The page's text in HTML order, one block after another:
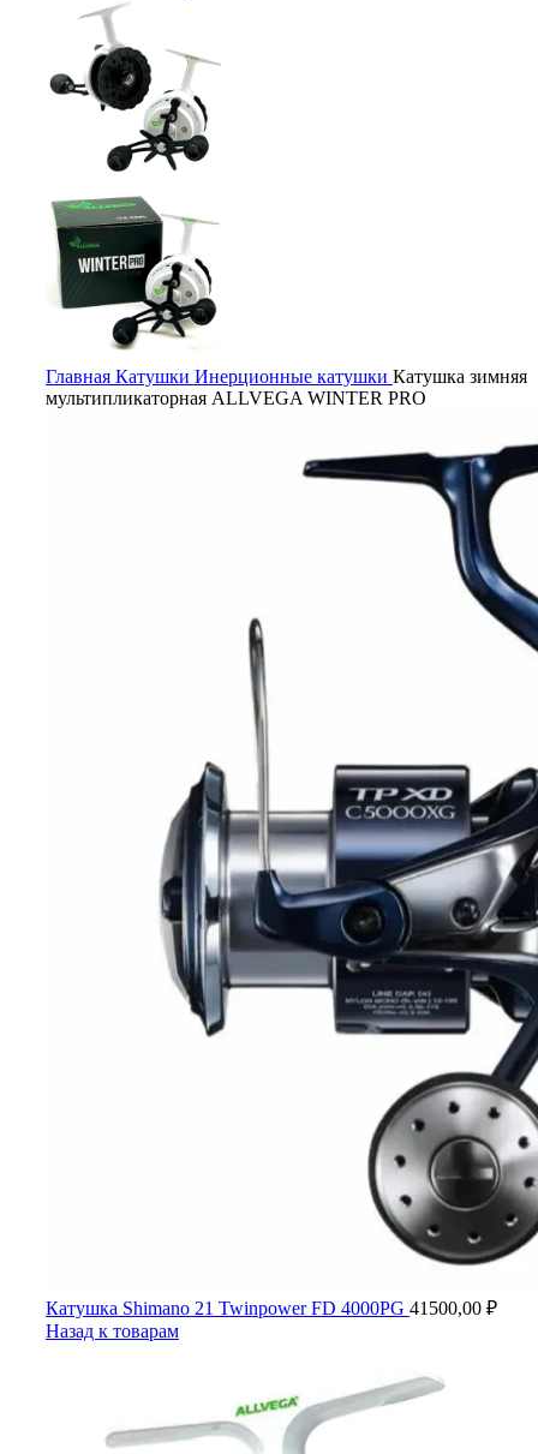
Главная Катушки Инерционные катушки Катушка зимняя
мультипликаторная ALLVEGA WINTER PRO
Катушка Shimano 21 Twinpower FD 4000PG 41500,00 ₽
Назад к товарам